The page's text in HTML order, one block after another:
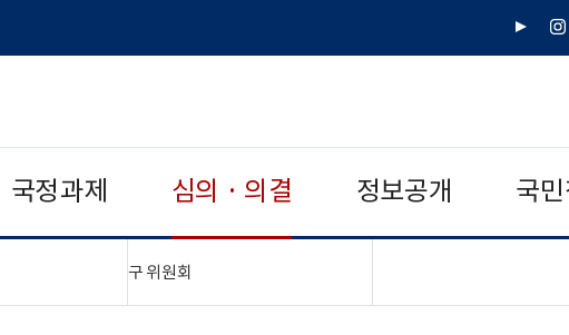
유
인
국정과제 심의 · 의결 정보공개 국
구 위원회